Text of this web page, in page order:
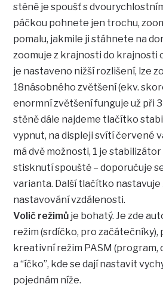
stěně je spoušť s
páčkou pohnete jen trochu,
pomalu, jakmile ji stáhnete na
zoomuje z krajnosti do krajnosti
je nastaveno nižší rozlišení, lze
18násobného zvětšení (ekv.
enormní zvětšení funguje už při
stěně dále najdeme tlačítko
vypnut, na displeji svítí červené
má dvě možnosti, 1 je
stisknutí spouště – doporučuje
varianta. Další tlačítko nastavuje
nastavování vzdálenosti.
Volič režimů je bohatý. Je zde
režim (srdíčko, pro začátečníky),
kreativní režim PASM (program,
a “íčko”, kde se dají nastavit
pojednám níže.